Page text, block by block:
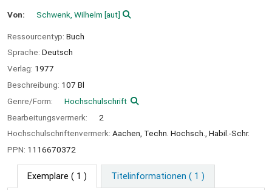
Von: Schwenk, Wilhelm [aut]
Ressourcentyp: Buch
Sprache: Deutsch
Verlag: 1977
Beschreibung: 107 Bl
Genre/Form:
Hochschulschrift
Bearbeitungsvermerk:
2
Hochschulschriftenvermerk: Aachen, Techn. Hochsch., Habil.-Schr.
PPN: 1116670372
Exemplare ( 1 ) Titelinformationen ( 1 )